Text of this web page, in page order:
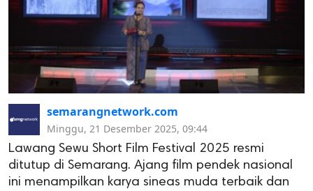
semarangnetwork.com
Minggu, 21 Desember 2025, 09:44
Lawang Sewu Short Film Festival 2025 resmi
ditutup di Semarang. Ajang film pendek nasional
ini menampilkan karya sineas muda terbaik dan